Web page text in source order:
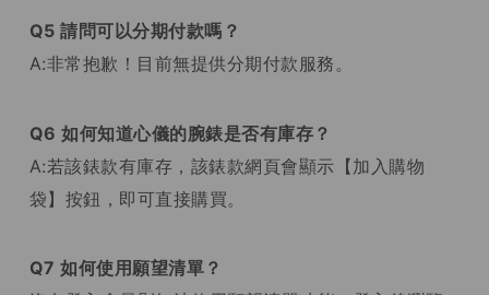
Q5 請問可以分期付款嗎？
A:非常抱歉！目前無提供分期付款服務。
Q6 如何知道心儀的腕錶是否有庫存？
A:若該錶款有庫存，該錶款網頁會顯示【加入購物
袋】按鈕，即可直接購買。
Q7 如何使用願望清單？